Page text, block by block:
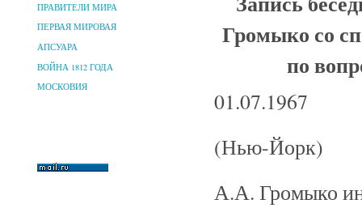
ПРАВИТЕЛИ МИРА
ПЕРВАЯ МИРОВАЯ
АПСУАРА
ВОЙНА 1812 ГОДА
МОСКОВИЯ
Громыко со
по
01.07.1967
(Нью-Йорк)
А.А. Громыко